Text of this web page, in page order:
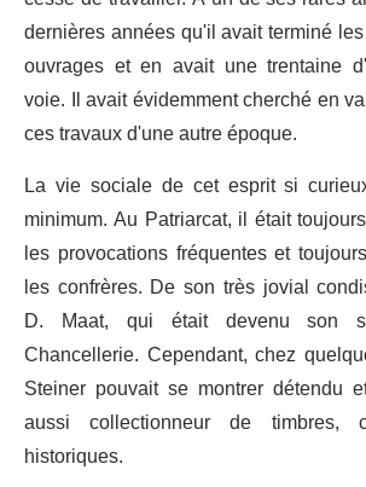
dernières années qu'il avait terminé
ouvrages et en avait une trentaine
voie. Il avait évidemment cherché en
ces travaux d'une autre époque.
La vie sociale de cet esprit si
minimum. Au Patriarcat, il était
les provocations fréquentes et
les confrères. De son très jovial
D. Maat, qui était devenu son
Chancellerie. Cependant, chez
Steiner pouvait se montrer détendu
aussi collectionneur de timbres,
historiques.